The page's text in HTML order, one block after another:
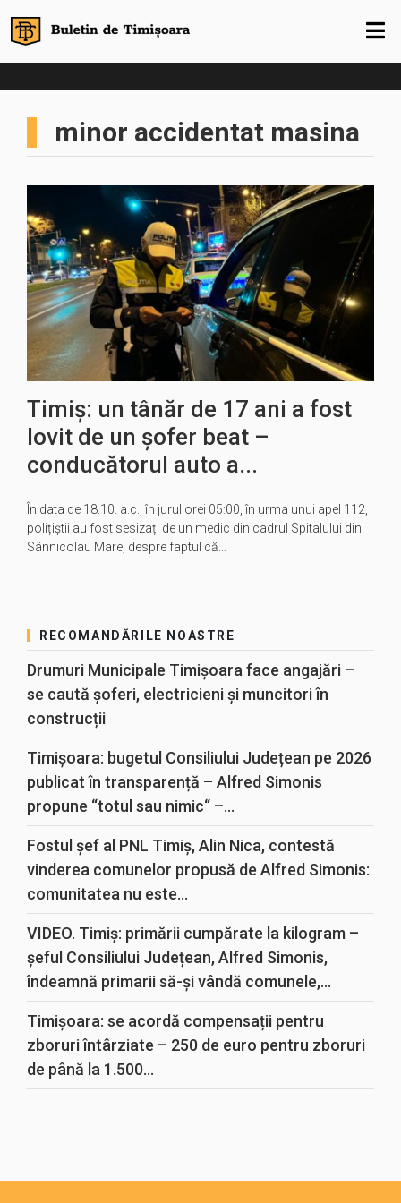
minor accidentat masina
Timiș: un tânăr de 17 ani a fost
lovit de un șofer beat –
conducătorul auto a...
În data de 18.10. a.c., în jurul orei 05:00, în urma unui apel 112,
polițiștii au fost sesizați de un medic din cadrul Spitalului din
Sânnicolau Mare, despre faptul că…
RECOMANDĂRILE NOASTRE
Drumuri Municipale Timișoara face angajări –
se caută șoferi, electricieni și muncitori în
construcții
Timișoara: bugetul Consiliului Județean pe 2026
publicat în transparență – Alfred Simonis
propune “totul sau nimic“ –...
Fostul șef al PNL Timiș, Alin Nica, contestă
vinderea comunelor propusă de Alfred Simonis:
comunitatea nu este...
VIDEO. Timiș: primării cumpărate la kilogram –
șeful Consiliului Județean, Alfred Simonis,
îndeamnă primarii să-și vândă comunele,...
Timișoara: se acordă compensații pentru
zboruri întârziate – 250 de euro pentru zboruri
de până la 1.500...